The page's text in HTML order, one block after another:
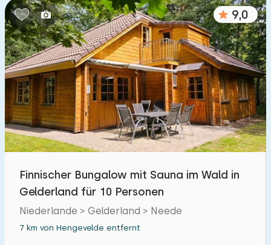
Kindermöbel 3
Eingezäunter Garten 2
Spielgeräte im Garten 3
Hallenbad 0
Freibad 22
Kinderanimation 0
Eingeschränkte Mobilität
9,0
Finnischer Bungalow mit Sauna im Wald in
Gelderland für 10 Personen
Niederlande > Gelderland > Neede
7 km von Hengevelde entfernt